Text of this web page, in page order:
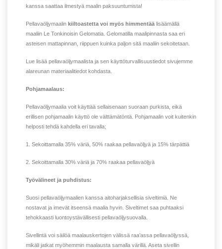
kanssa saattaa ilmestyä maalin paksuuntumista!
Pellavaöljymaalin kiiltoastetta voi myös himmentää lisäämällä
maaliin Le Tonkinoisin Gelomatia. Gelomatilla maalipinnasta saa eri
asteisen mattapinnan, riippuen kuinka paljon sitä maaliin sekoitetaan.
Lue lisää pellavaöljymaalista ja sen käyttöturvallisuustiedot sivujemme
alareunan materiaalitiedot kohdasta.
Pohjamaalaus:
Pellavaöljymaalia voit käyttää sellaisenaan suoraan purkista, eikä
erillisen pohjamaalin käyttö ole välttämätöntä. Pohjamaalin voit kuitenkin
helposti tehdä kahdella eri tavalla;
1. Sekoittamalla 35% väriä, 50% raakaa pellavaöljyä ja 15% tärpättiä
2. Sekoittamalla 30% väriä ja 70% raakaa pellavaöljyä
Työvälineet ja puhdistus:
Suosi pellavaöljymaalien kanssa aitoharjaksellisia siveltimiä. Ne
nostavat ja imevät itseensä maalia hyvin. Siveltimet saa puhtaaksi
tehokkaasti luontoystävällisesti pellavaöljysuovalla.
Sivellintä voi säilöä maalauskertojen välissä raa’assa pellavaöljyssä,
mikäli jatkat myöhemmin maalausta samalla värillä. Aseta sivellin